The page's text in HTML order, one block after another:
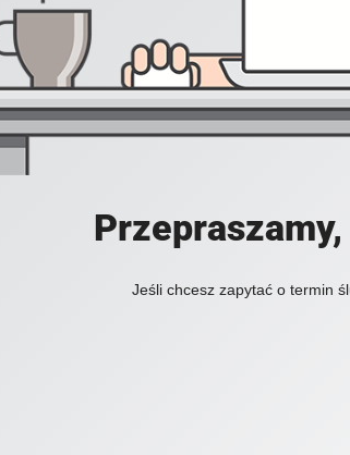
Jeśli chcesz zapytać o termin